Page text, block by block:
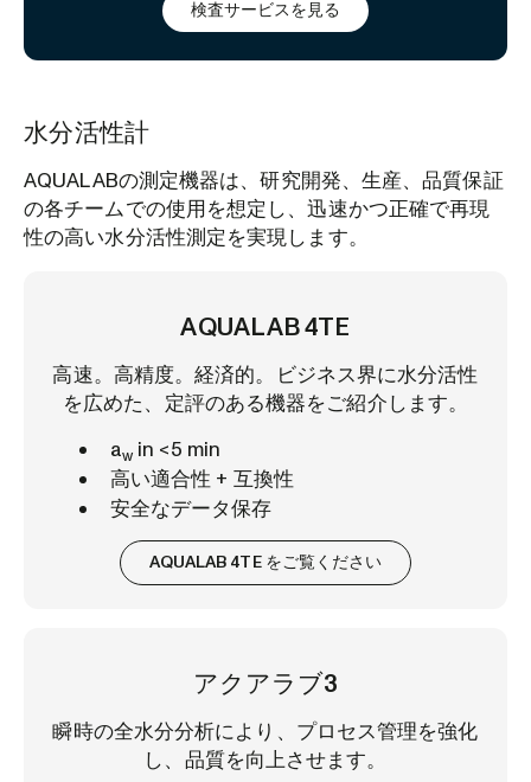
検査サービスを見る
水分活性計
AQUALABの測定機器は、研究開発、生産、品質保証
の各チームでの使用を想定し、迅速かつ正確で再現
性の高い水分活性測定を実現します。
AQUALAB 4TE
高速。高精度。経済的。ビジネス界に水分活性
を広めた、定評のある機器をご紹介します。
aw in <5 min
高い適合性 + 互換性
安全なデータ保存
AQUALAB 4TE をご覧ください
アクアラブ3
瞬時の全水分分析により、プロセス管理を強化
し、品質を向上させます。